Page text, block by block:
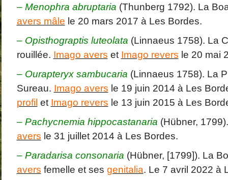
– Menophra abruptaria (Thunberg 1792). La
avers mâle le 20 mars 2017 à Les Bordes.
– Opisthograptis luteolata (Linnaeus 1758). La
rouillée. Imago avers et Imago revers le 20 mai
– Ourapteryx sambucaria (Linnaeus 1758). La
Sureau. Imago avers le 19 juin 2014 à Les
profil et Imago revers le 13 juin 2015 à Les
– Pachycnemia hippocastanaria (Hübner,
avers le 31 juillet 2014 à Les Bordes.
– Paradarisa consonaria (Hübner, [1799]). La
avers femelle et ses genitalia. Le 7 avril 2022 à